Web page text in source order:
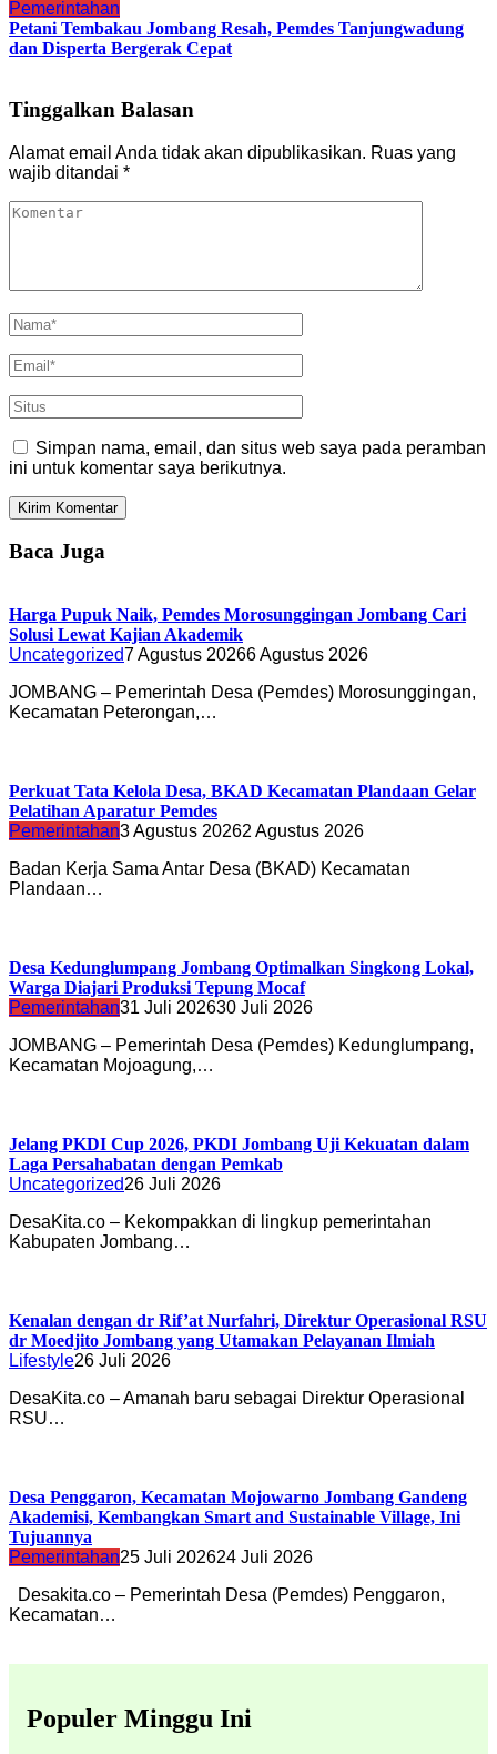
Pemerintahan
Petani Tembakau Jombang Resah, Pemdes Tanjungwadung
dan Disperta Bergerak Cepat
Tinggalkan Balasan
Alamat email Anda tidak akan dipublikasikan. Ruas yang
wajib ditandai *
Simpan nama, email, dan situs web saya pada peramban
ini untuk komentar saya berikutnya.
Baca Juga
Harga Pupuk Naik, Pemdes Morosunggingan Jombang Cari
Solusi Lewat Kajian Akademik
Uncategorized7 Agustus 20266 Agustus 2026
JOMBANG – Pemerintah Desa (Pemdes) Morosunggingan,
Kecamatan Peterongan,…
Perkuat Tata Kelola Desa, BKAD Kecamatan Plandaan Gelar
Pelatihan Aparatur Pemdes
Pemerintahan3 Agustus 20262 Agustus 2026
Badan Kerja Sama Antar Desa (BKAD) Kecamatan
Plandaan…
Desa Kedunglumpang Jombang Optimalkan Singkong Lokal,
Warga Diajari Produksi Tepung Mocaf
Pemerintahan31 Juli 202630 Juli 2026
JOMBANG – Pemerintah Desa (Pemdes) Kedunglumpang,
Kecamatan Mojoagung,…
Jelang PKDI Cup 2026, PKDI Jombang Uji Kekuatan dalam
Laga Persahabatan dengan Pemkab
Uncategorized26 Juli 2026
DesaKita.co – Kekompakkan di lingkup pemerintahan
Kabupaten Jombang…
Kenalan dengan dr Rif’at Nurfahri, Direktur Operasional RSU
dr Moedjito Jombang yang Utamakan Pelayanan Ilmiah
Lifestyle26 Juli 2026
DesaKita.co – Amanah baru sebagai Direktur Operasional
RSU…
Desa Penggaron, Kecamatan Mojowarno Jombang Gandeng
Akademisi, Kembangkan Smart and Sustainable Village, Ini
Tujuannya
Pemerintahan25 Juli 202624 Juli 2026
Desakita.co – Pemerintah Desa (Pemdes) Penggaron,
Kecamatan…
Populer Minggu Ini